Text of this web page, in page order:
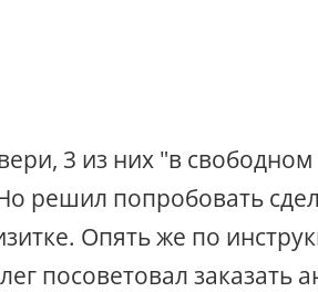
3 из них "в
решил попробовать
Опять же по
посоветовал заказать